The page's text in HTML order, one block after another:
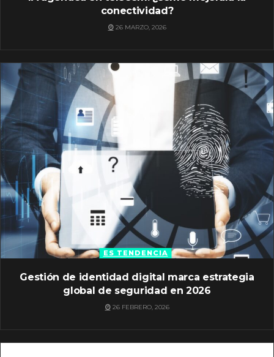
conectividad?
26 MARZO, 2026
ES TENDENCIA
Gestión de identidad digital marca estrategia
global de seguridad en 2026
26 FEBRERO, 2026